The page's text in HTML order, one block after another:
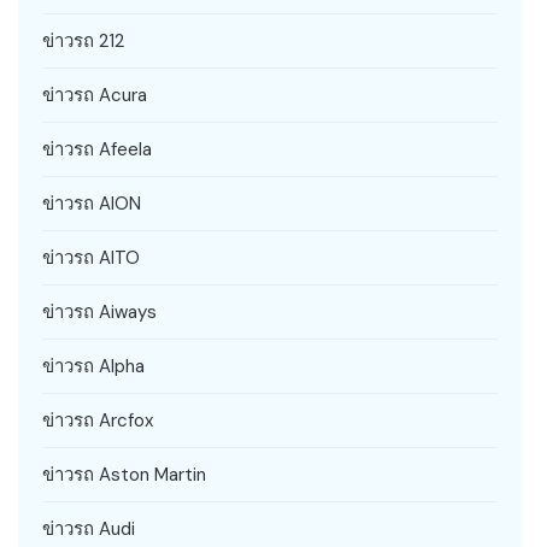
ข่าวรถ 212
ข่าวรถ Acura
ข่าวรถ Afeela
ข่าวรถ AION
ข่าวรถ AITO
ข่าวรถ Aiways
ข่าวรถ Alpha
ข่าวรถ Arcfox
ข่าวรถ Aston Martin
ข่าวรถ Audi